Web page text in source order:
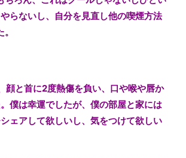
らないし、自分を見直し他の喫煙方法
顔と首に2度熱傷を負い、口や喉や唇か
僕は幸運でしたが、僕の部屋と家には
ェアして欲しいし、気をつけて欲しい